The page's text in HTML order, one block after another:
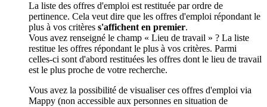
La liste des offres d'emploi est restituée par ordre de
pertinence. Cela veut dire que les offres d'emploi répondant le
plus à vos critères s'affichent en premier.
Vous avez renseigné le champ « Lieu de travail » ? La liste
restitue les offres répondant le plus à vos critères. Parmi
celles-ci sont d'abord restituées les offres dont le lieu de travail
est le plus proche de votre recherche.
Vous avez la possibilité de visualiser ces offres d'emploi via
Mappy (non accessible aux personnes en situation de